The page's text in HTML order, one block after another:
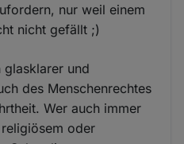
nur weil einem
nicht gefällt ;)
glasklarer und
des Menschenrechtes
Wer auch immer
oder